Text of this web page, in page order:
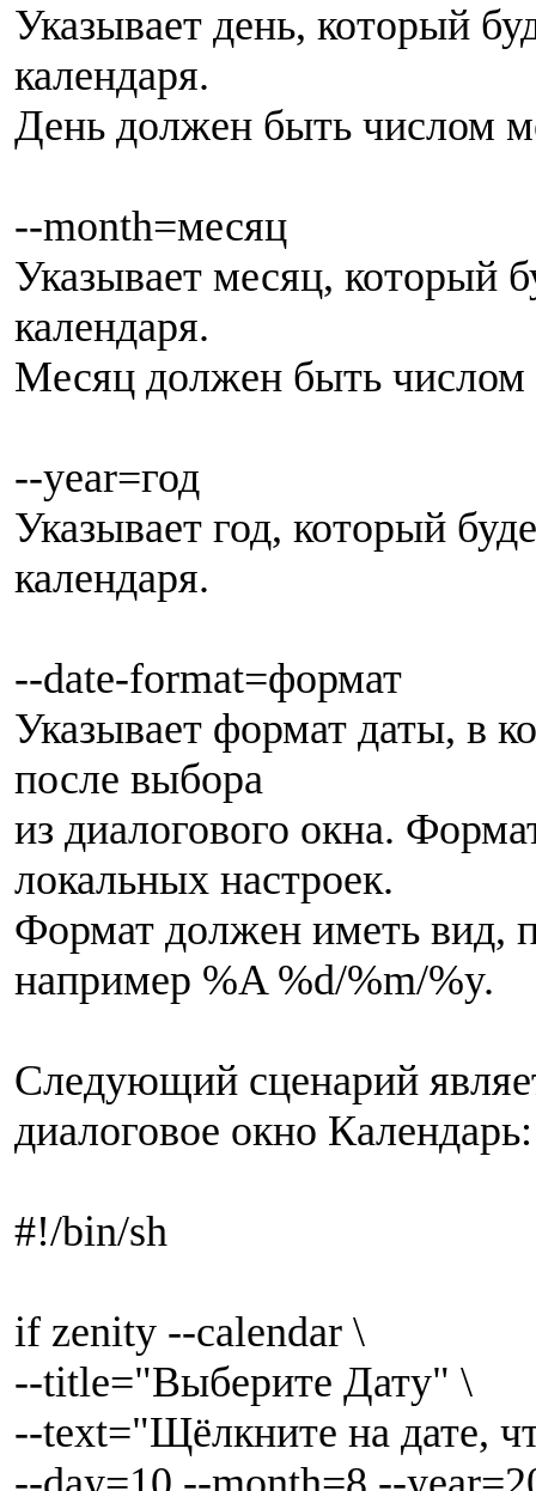
Указывает день, который
календаря.
День должен быть числом
--month=месяц
Указывает месяц, который
календаря.
Месяц должен быть
--year=год
Указывает год, который
календаря.
--date-format=формат
Указывает формат даты, в
после выбора
из диалогового окна.
локальных настроек.
Формат должен иметь вид,
например %A %d/%m/%y.
Следующий сценарий
диалоговое окно Календарь:
#!/bin/sh
if zenity --calendar \
--title="Выберите Дату" \
--text="Щёлкните на дате,